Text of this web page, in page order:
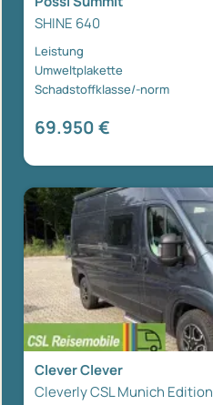
SHINE 640
Leistung
Umweltplakette
Schadstoffklasse/-norm
69.950 €
Clever Clever
Cleverly CSL Munich Edition